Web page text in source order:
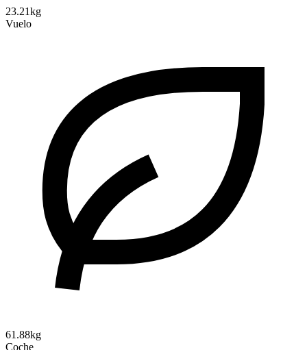
23.21kg
Vuelo
61.88kg
Coche